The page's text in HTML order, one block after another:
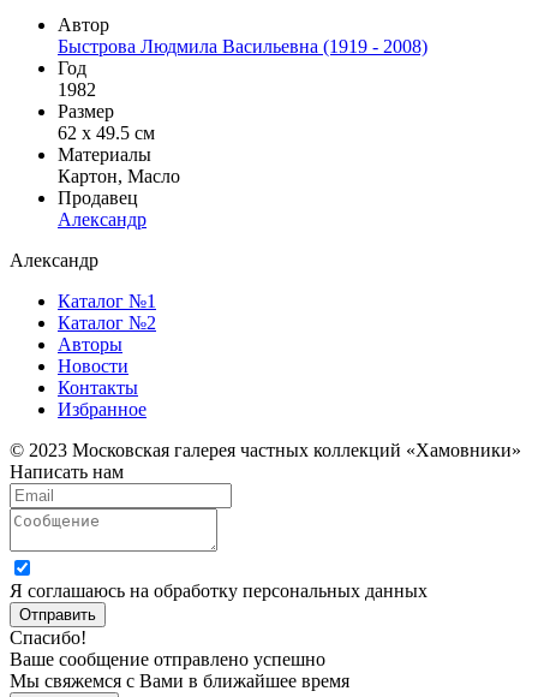
Автор
Быстрова Людмила Васильевна (1919 - 2008)
Год
1982
Размер
62 х 49.5 см
Материалы
Картон, Масло
Продавец
Александр
Александр
Каталог №1
Каталог №2
Авторы
Новости
Контакты
Избранное
© 2023 Московская галерея частных коллекций «Хамовники»
Написать нам
Я соглашаюсь на обработку персональных данных
Отправить
Спасибо!
Ваше сообщение отправлено успешно
Мы свяжемся с Вами в ближайшее время